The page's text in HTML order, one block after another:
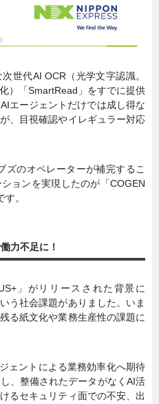
世代AI OCR（光学文字認識。
）「SmartRead」をすでに提供
エージェントだけでは成し得な
、目視確認やイレギュラー対応
ズのオペレーターが補完するこ
ョンを実現したのが「COGEN
。
力不足に！
」がリリースされた背景に
う社会課題がありました。いま
る紙文化や業務生産性の課題に
ェントによる業務効率化へ期待
、整備されたデータがなくAI活
るセキュリティ面での不安、出